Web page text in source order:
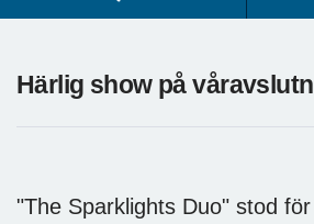
Härlig show på
"The Sparklights Duo" stod